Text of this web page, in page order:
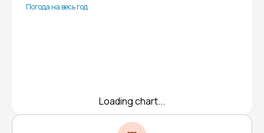
Погода на весь год
Loading chart...